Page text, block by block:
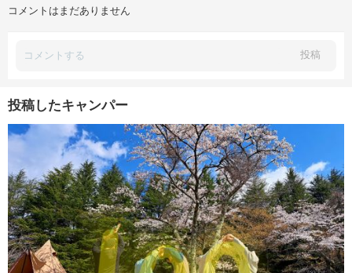
コメントはまだありません
投稿
投稿したキャンパー